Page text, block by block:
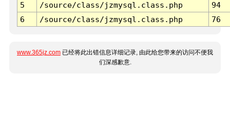
5
/source/class/jzmysql.class.php
94
6
/source/class/jzmysql.class.php 76
www.365jz.com 已经将此出错信息详细记录, 由此给您带来的访问不便我
们深感歉意.